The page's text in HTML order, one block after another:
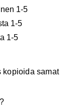
1-5
1-5
1-5
kopioida samat